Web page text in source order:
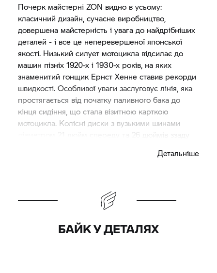
Почерк майстерні ZON видно в усьому:
класичний дизайн, сучасне виробництво,
довершена майстерність і увага до найдрібніших
деталей - і все це неперевершеної японської
якості. Низький силует мотоцикла відсилає до
машин пізніх 1920-х і 1930-х років, на яких
знаменитий гонщик Ернст Хенне ставив рекорди
швидкості. Особливої ​​уваги заслуговує лінія, яка
простягається від початку паливного бака до
кінця сидіння, що стала візитною карткою
мотоцикла. Колісні диски з вузькими шинами
діаметром 21 дюйм спереду та 26 дюймів ззаду
і трапецієвидна передня підвіска виконані з
каркасі. Двигун підвішений на спеціальній рамній
конструкції. Бак, сидіння і передній обтічник
Детальніше
БАЙК У ДЕТАЛЯХ